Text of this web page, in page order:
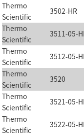
Thermo
Scientific
3502-HR
Thermo
Scientific
3511-05-
Thermo
Scientific
3512-05-
Thermo
Scientific
3520
Thermo
Scientific
3521-05-
Thermo
Scientific
3522-05-